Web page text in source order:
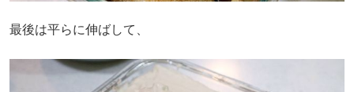
最後は平らに伸ばして、